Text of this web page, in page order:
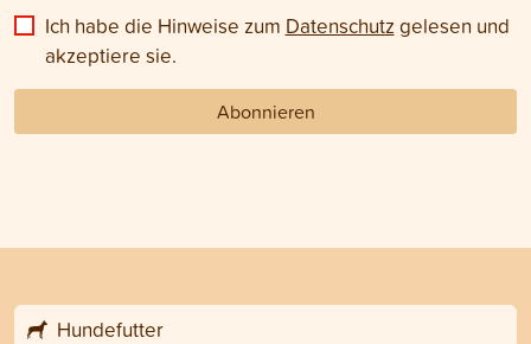
Ich habe die Hinweise zum Datenschutz gelesen und
akzeptiere sie.
Abonnieren
Hundefutter